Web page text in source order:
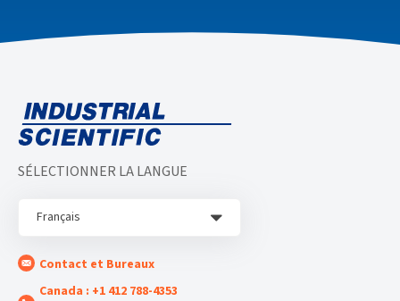
SÉLECTIONNER LA LANGUE
Français
Contact et Bureaux
Canada : +1 412 788-4353